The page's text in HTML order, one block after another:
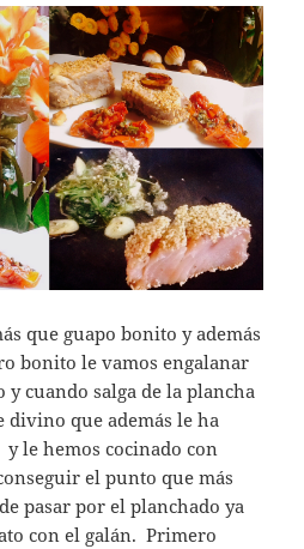
que guapo bonito y además
bonito le vamos engalanar
y cuando salga de la plancha
que además le ha
le hemos cocinado con
el punto que más
pasar por el planchado ya
con el galán. Primero